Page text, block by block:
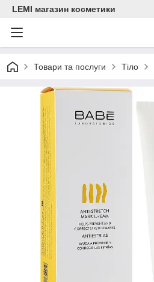
LEMI магазин косметики
Товари та послуги Тіло